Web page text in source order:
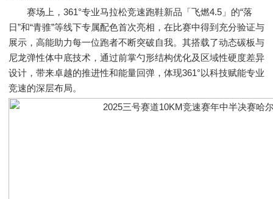
赛场上，361°专业马拉松竞速跑鞋新品「飞燃4.5」的“落
日”和“青骓”等线下专属配色首次亮相，在比赛中得到充分验证与
展示，高能助力每一位跑者不断突破自我。其搭载了动态碳板与
尼龙弹性体中底技术，通过前掌勺形结构优化及区域性硬度差异
设计，带来卓越的推进性和能量回弹，体现361°以科技赋能专业
竞速的深层布局。